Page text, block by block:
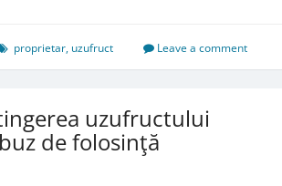
proprietar, uzufruct Leave a comment
uzufructului
de folosinţă